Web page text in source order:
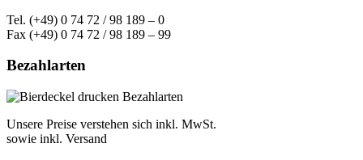
Tel. (+49) 0 74 72 / 98 189 – 0
Fax (+49) 0 74 72 / 98 189 – 99
Bezahlarten
Unsere Preise verstehen sich inkl. MwSt.
sowie inkl. Versand